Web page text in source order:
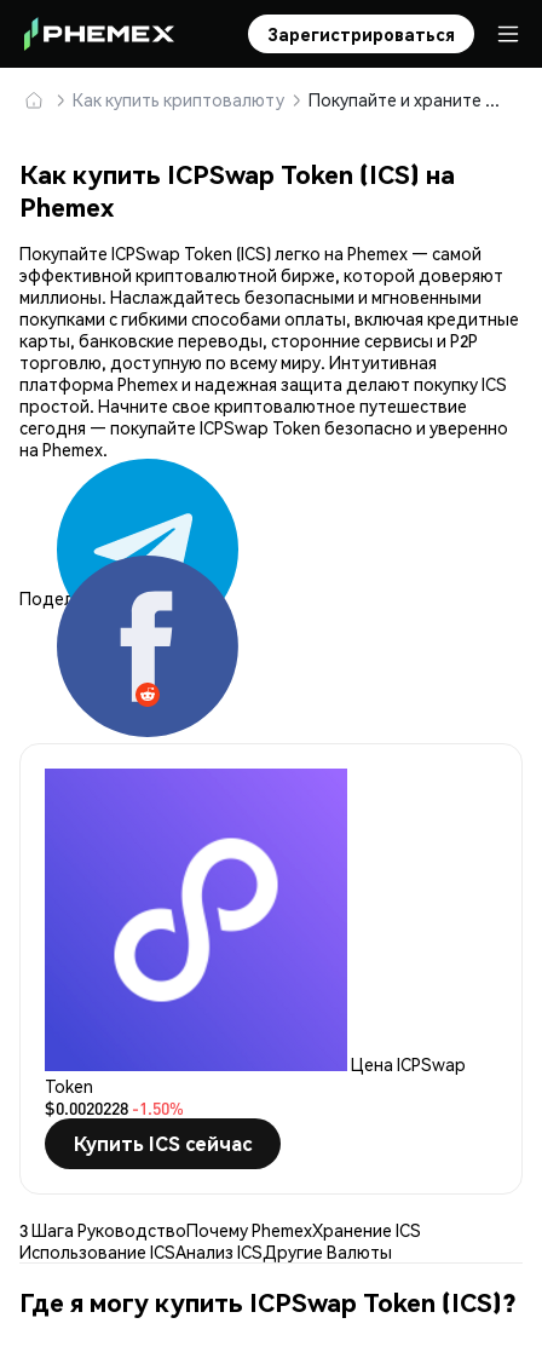
Зарегистрироваться
Как купить криптовалюту Покупайте и храните ICPSwap Token (ICS) безопасно
Как купить ICPSwap Token (ICS) на
Phemex
Покупайте ICPSwap Token (ICS) легко на Phemex — самой
эффективной криптовалютной бирже, которой доверяют
миллионы. Наслаждайтесь безопасными и мгновенными
покупками с гибкими способами оплаты, включая кредитные
карты, банковские переводы, сторонние сервисы и P2P
торговлю, доступную по всему миру. Интуитивная
платформа Phemex и надежная защита делают покупку ICS
простой. Начните свое криптовалютное путешествие
сегодня — покупайте ICPSwap Token безопасно и уверенно
на Phemex.
Поделиться:
Цена ICPSwap
Token
$0.0020228 -1.50%
Купить ICS сейчас
3 Шага РуководствоПочему PhemexХранение ICS
Использование ICSАнализ ICSДругие Валюты
Где я могу купить ICPSwap Token (ICS)?